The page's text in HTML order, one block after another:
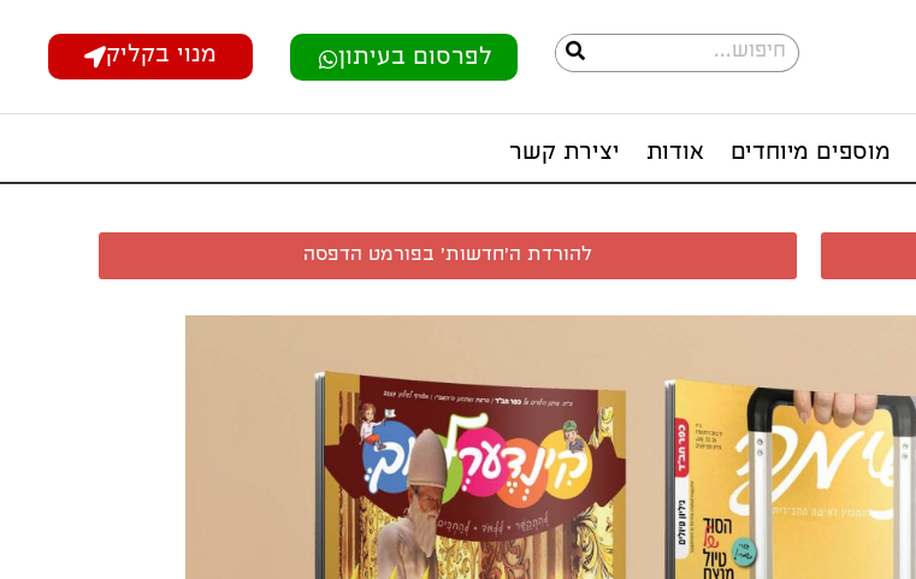
לפרסום בעיתון מנוי בקליק
מוספים מיוחדים אודות יצירת קשר
להורדת ה'חדשות' בפורמט הדפסה